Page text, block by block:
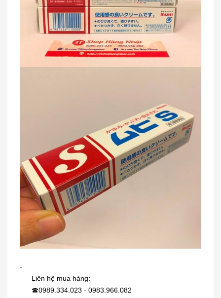
-
Liên hệ mua hàng:
☎0989.334.023 - 0983.966.082Dung dịch trị mụn cóc, mắt cá,